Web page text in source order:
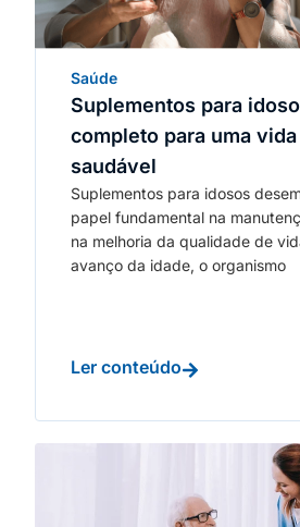
Saúde
Suplementos para
completo para uma vida
saudável
Suplementos para idosos
papel fundamental na
na melhoria da qualidade de
avanço da idade, o organismo
Ler conteúdo